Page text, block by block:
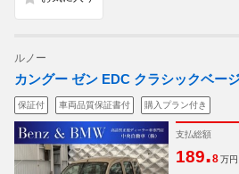
ルノー
カングー ゼン EDC クラシックベー
保証付 車両品質保証書付 購入プラン付き
支払総額
189.8 万円